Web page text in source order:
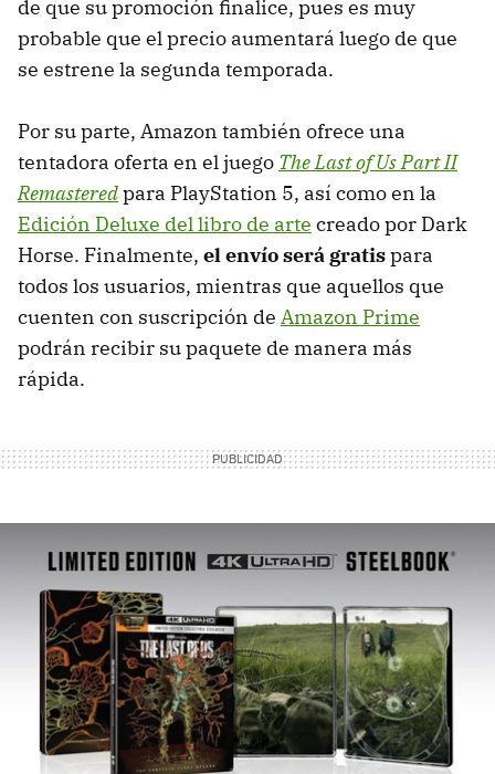
de que su promoción finalice, pues es muy
probable que el precio aumentará luego de que
se estrene la segunda temporada.
Por su parte, Amazon también ofrece una
tentadora oferta en el juego The Last of Us Part II
Remasteredpara PlayStation 5, así como en la
Edición Deluxe del libro de arte creado por Dark
Horse. Finalmente, el envío será gratispara
todos los usuarios, mientras que aquellos que
cuenten con suscripción de Amazon Prime
podrán recibir su paquete de manera más
rápida.